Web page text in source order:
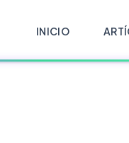
INICIO